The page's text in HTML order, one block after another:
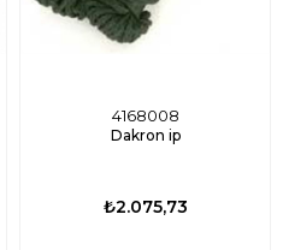
4168008
Dakron ip
₺2.075,73